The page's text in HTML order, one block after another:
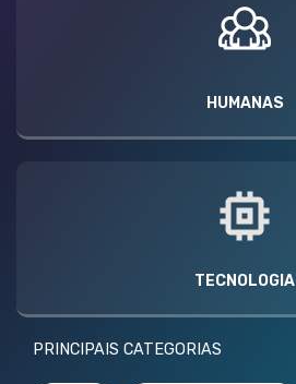
HUMANAS
TECNOLOGIA
PRINCIPAIS CATEGORIAS